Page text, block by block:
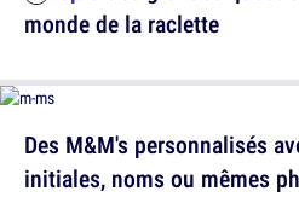
monde de la raclette
Des M&M's personnalisés
initiales, noms ou mêmes